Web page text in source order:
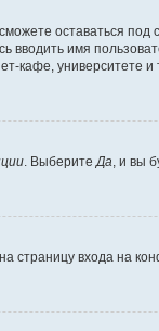
оставаться под
вводить имя
кафе, университете и
. ВыберитеДа, и вы
страницу входа на